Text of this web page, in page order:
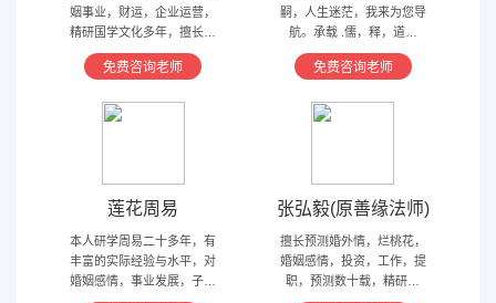
姻事业，财运，企业运营，
精研国学文化多年，擅长归
藏易，盲派占卜，太乙，河
洛卦，紫薇，奇门遁甲等多
免费咨询老师
嗣，人生迷茫，我来为您导
航。承载 .儒，释，道文
化，研究易经多年，精通八
字，六爻，奇门遁甲。
免费咨询老师
莲花周易
本人研学周易二十多年，有
丰富的实际经验与水平，对
婚姻感情，事业发展，子嗣
香火等方面指引慈航 ，现
张弘毅(原善缘法师)
擅长预测婚外情，烂桃花，
婚姻感情，投资，工作，提
职，预测数十载，精研国
学，擅长铁板、太乙，一掌